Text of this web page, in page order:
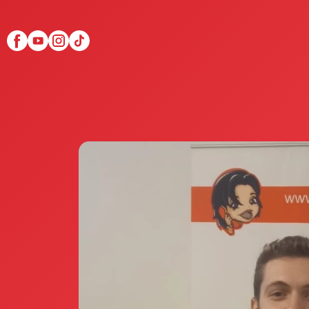
Scopri Club di Più
Le testimonianze Club
La fondatrice Valeria